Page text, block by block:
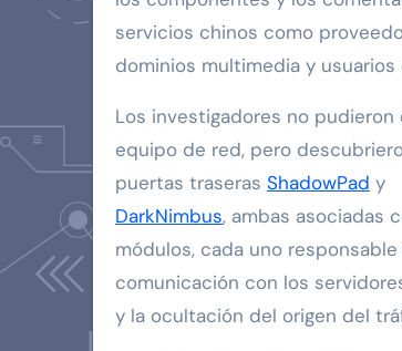
servicios chinos como
dominios multimedia y usuarios
Los investigadores no
equipo de red, pero
puertas traseras ShadowPad y
DarkNimbus, ambas asociadas
módulos, cada uno
comunicación con los
y la ocultación del origen del